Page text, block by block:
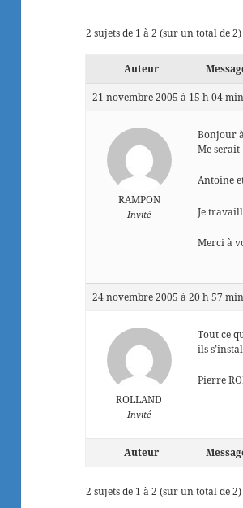
2 sujets de 1 à 2 (sur un total de 2)
Auteur
21 novembre 2005 à 15 h 04 min
RAMPON
Invité
Bonjour
Me
Antoine
Je
Merci à
24 novembre 2005 à 20 h 57 min
ROLLAND
Invité
Tout ce
ils
Pierre
Auteur
2 sujets de 1 à 2 (sur un total de 2)